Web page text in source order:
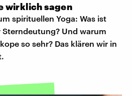
wirklich sagen
spirituellen Yoga: Was ist
Und warum
so sehr? Das klären wir in